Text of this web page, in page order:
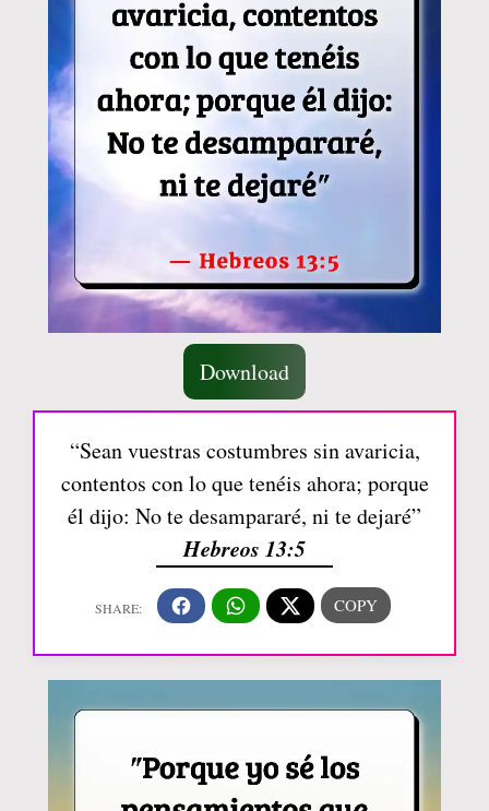
Download
“Sean vuestras costumbres sin avaricia,
contentos con lo que tenéis ahora; porque
él dijo: No te desampararé, ni te dejaré”
Hebreos 13:5